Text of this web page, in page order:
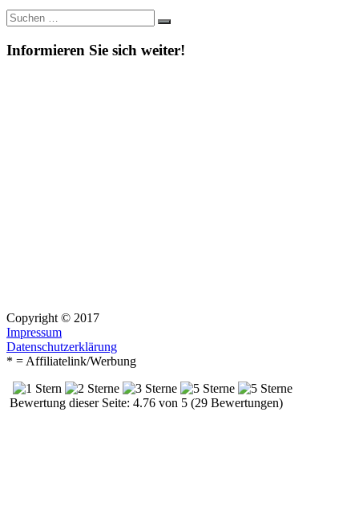
Suche
nach:
Suchen
Informieren Sie sich weiter!
Copyright © 2017
Impressum
Datenschutzerklärung
* = Affiliatelink/Werbung
Bewertung dieser Seite: 4.76 von 5 (29 Bewertungen)